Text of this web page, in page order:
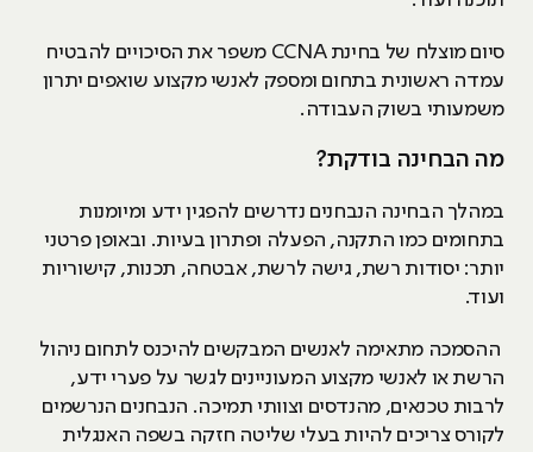
סיום מוצלח של בחינת CCNA משפר את הסיכויים להבטיח
עמדה ראשונית בתחום ומספק לאנשי מקצוע שואפים יתרון
משמעותי בשוק העבודה.
מה הבחינה בודקת?
במהלך הבחינה הנבחנים נדרשים להפגין ידע ומיומנות
בתחומים כמו התקנה, הפעלה ופתרון בעיות. ובאופן פרטני
יותר: יסודות רשת, גישה לרשת, אבטחה, תכנות, קישוריות
ועוד.
ההסמכה מתאימה לאנשים המבקשים להיכנס לתחום ניהול
הרשת או לאנשי מקצוע המעוניינים לגשר על פערי ידע,
לרבות טכנאים, מהנדסים וצוותי תמיכה. הנבחנים הנרשמים
לקורס צריכים להיות בעלי שליטה חזקה בשפה האנגלית